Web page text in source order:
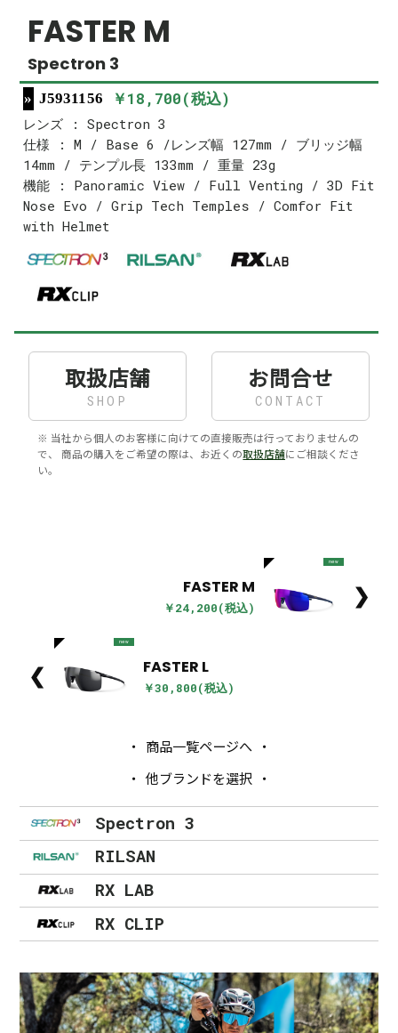
FASTER M
Spectron 3
J5931156 ￥18,700(税込)
レンズ : Spectron 3
仕様 : M / Base 6 /レンズ幅 127mm / ブリッジ幅
14mm / テンプル長 133mm / 重量 23g
機能 : Panoramic View / Full Venting / 3D Fit
Nose Evo / Grip Tech Temples / Comfor Fit
with Helmet
取扱店舗
SHOP
お問合せ
CONTACT
※ 当社から個人のお客様に向けての直接販売は行っておりませんの
で、 商品の購入をご希望の際は、お近くの取扱店舗にご相談くださ
い。
FASTER M
￥24,200(税込)
new
❯
❮
new
FASTER L
￥30,800(税込)
商品一覧ページへ
他ブランドを選択
Spectron 3
RILSAN
RX LAB
RX CLIP